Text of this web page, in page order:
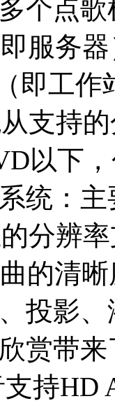
个点
服务
即工作
支持
以下
：主
分辨
的清
投影
赏带
持HD